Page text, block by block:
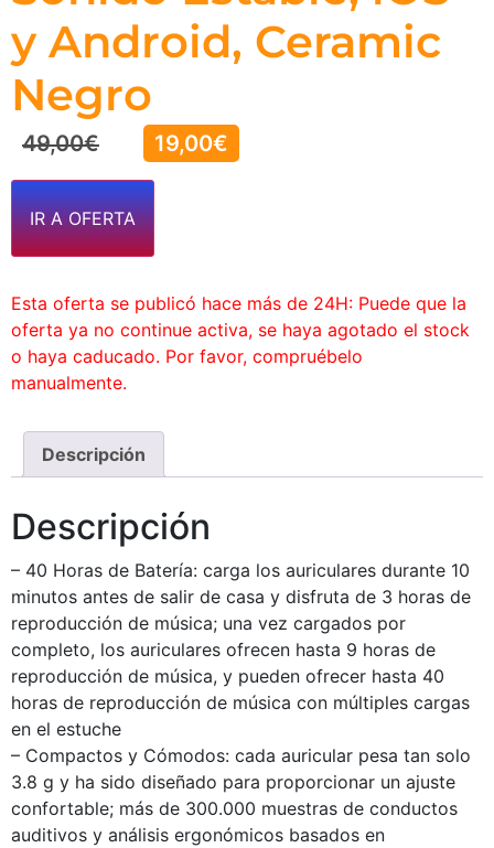
y Android, Ceramic
Negro
49,00€ 19,00€
IR A OFERTA
Esta oferta se publicó hace más de 24H: Puede que la
oferta ya no continue activa, se haya agotado el stock
o haya caducado. Por favor, compruébelo
manualmente.
Descripción
Descripción
– 40 Horas de Batería: carga los auriculares durante 10
minutos antes de salir de casa y disfruta de 3 horas de
reproducción de música; una vez cargados por
completo, los auriculares ofrecen hasta 9 horas de
reproducción de música, y pueden ofrecer hasta 40
horas de reproducción de música con múltiples cargas
en el estuche
– Compactos y Cómodos: cada auricular pesa tan solo
3.8 g y ha sido diseñado para proporcionar un ajuste
confortable; más de 300.000 muestras de conductos
auditivos y análisis ergonómicos basados en